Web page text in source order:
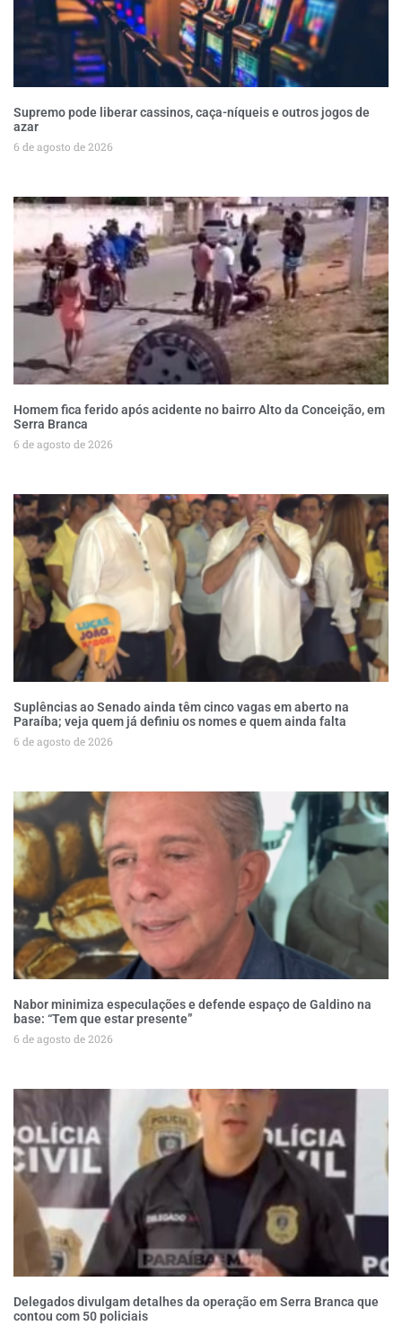
Supremo pode liberar cassinos, caça-níqueis e outros jogos de
azar
6 de agosto de 2026
Homem fica ferido após acidente no bairro Alto da Conceição, em
Serra Branca
6 de agosto de 2026
Suplências ao Senado ainda têm cinco vagas em aberto na
Paraíba; veja quem já definiu os nomes e quem ainda falta
6 de agosto de 2026
Nabor minimiza especulações e defende espaço de Galdino na
base: “Tem que estar presente”
6 de agosto de 2026
Delegados divulgam detalhes da operação em Serra Branca que
contou com 50 policiais